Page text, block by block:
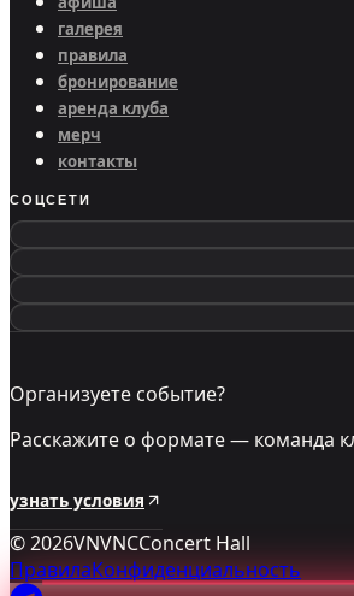
галерея
правила
бронирование
аренда клуба
мерч
контакты
СОЦСЕТИ
Организуете событие?
Расскажите о формате — команда
узнать условия
©2026VNVNCConcert Hall
ПравилаКонфиденциальность